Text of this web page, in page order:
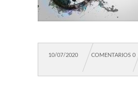
10/07/2020 COMENTARIOS 0